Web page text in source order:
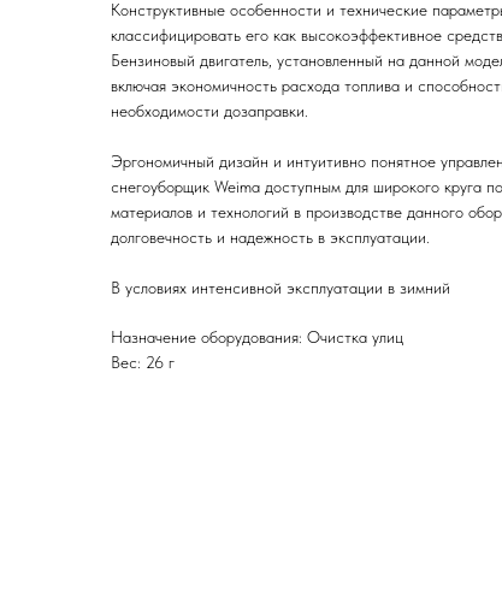
Конструктивные особенности и технические
классифицировать его как высокоэффективное
Бензиновый двигатель, установленный на данной
включая экономичность расхода топлива и
необходимости дозаправки.
Эргономичный дизайн и интуитивно понятное
снегоуборщик Weima доступным для широкого круга
материалов и технологий в производстве данного
долговечность и надежность в эксплуатации.
В условиях интенсивной эксплуатации в зимний
Назначение оборудования: Очистка улиц
Вес: 26 г